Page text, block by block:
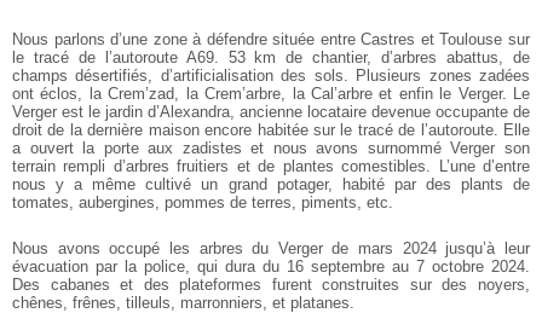
Nous parlons d’une zone à défendre située entre Castres et Toulouse sur
le tracé de l’autoroute A69. 53 km de chantier, d’arbres abattus, de
champs désertifiés, d’artificialisation des sols. Plusieurs zones zadées
ont éclos, la Crem’zad, la Crem’arbre, la Cal’arbre et enfin le Verger. Le
Verger est le jardin d’Alexandra, ancienne locataire devenue occupante de
droit de la dernière maison encore habitée sur le tracé de l’autoroute. Elle
a ouvert la porte aux zadistes et nous avons surnommé Verger son
terrain rempli d’arbres fruitiers et de plantes comestibles. L’une d’entre
nous y a même cultivé un grand potager, habité par des plants de
tomates, aubergines, pommes de terres, piments, etc.
Nous avons occupé les arbres du Verger de mars 2024 jusqu’à leur
évacuation par la police, qui dura du 16 septembre au 7 octobre 2024.
Des cabanes et des plateformes furent construites sur des noyers,
chênes, frênes, tilleuls, marronniers, et platanes.